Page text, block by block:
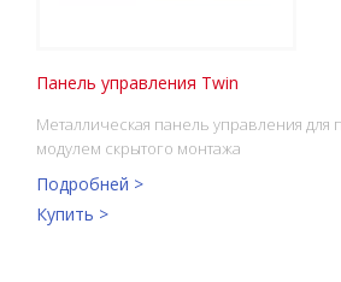
Панель управления Twin
Металлическая панель управления для
модулем скрытого монтажа
Подробней >
Купить >